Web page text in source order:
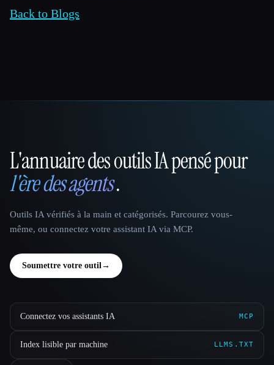
Back to Blogs
That AI Collection
L'annuaire des outils IA pensé pour
l'ère des agents.
Outils IA vérifiés à la main et catégorisés. Parcourez vous-
même, ou connectez votre assistant IA via MCP.
Soumettre votre outil→
Connectez vos assistants IA MCP
Index lisible par machine LLMS.TXT